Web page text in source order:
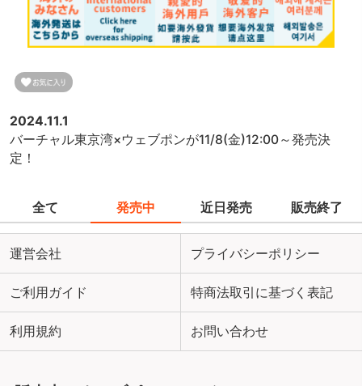
2024.11.1
バーチャル東京湾×ウェブポンが11/8(金)12:00～発売決
定！
全て 発売中 近日発売 販売終了
運営会社 プライバシーポリシー
ご利用ガイド 特商法取引に基づく表記
利用規約 お問い合わせ